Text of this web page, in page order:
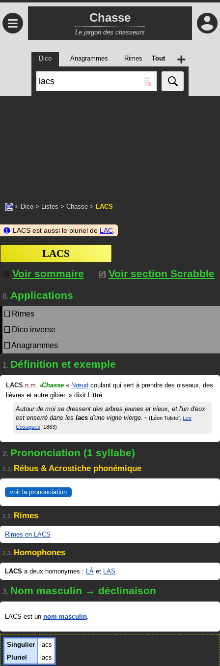
≡ Chasse
Le jargon des chasseurs
Dico Anagrammes Rimes Tout +
> Dico > Listes > Chasse > LACS
LACS est aussi le pluriel de LAC
LACS
Voir sommaire
Voir section Scrabble
0. Applications
Rimes
Dico inverse
Anagrammes
1. Définition et exemple
LACS n.m. #Chasse « Nœud coulant qui sert à prendre des oiseaux, des
lièvres et autre gibier. » dixit Littré
Autour de moi se dressent des arbres jeunes et vieux, et l'un d'eux
est enserré dans les lacs d'une vigne vierge. Léon Tolstoï Les
Cosaques 1863
2. Prononciation (1 syllabe)
2.1. Rébus & Acrostiche phonémique
voir la prononciation
2.2. Rimes
Rimes en LACS
2.3. Homophones
LACS a deux homonymes : LÀ et LAS.
3. Nom masculin → déclinaison
LACS est un nom masculin.
Singulier
lacs
Pluriel
lacs